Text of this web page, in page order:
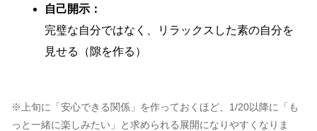
自己開示：
完璧な自分ではなく、リラックスした素の自分を
見せる（隙を作る）
※上旬に「安心できる関係」を作っておくほど、1/20以降に「も
っと一緒に楽しみたい」と求められる展開になりやすくなりま